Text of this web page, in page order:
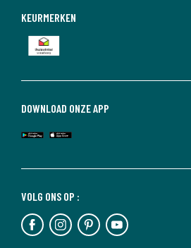
VOLG ONS OP :
DOWNLOAD ONZE APP
KEURMERKEN